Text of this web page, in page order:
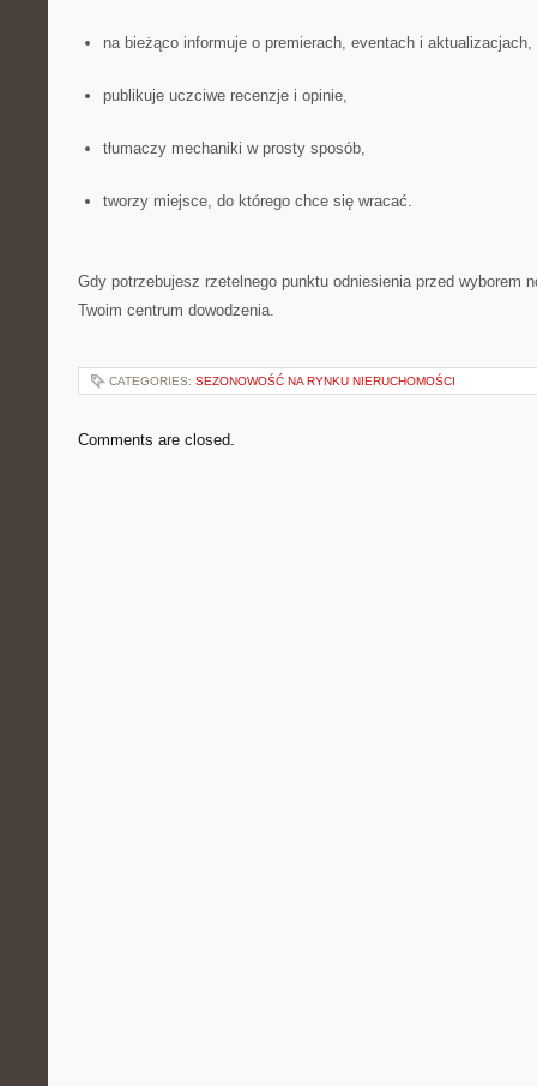
na bieżąco informuje o premierach, eventach i aktualizacjach,
publikuje uczciwe recenzje i opinie,
tłumaczy mechaniki w prosty sposób,
tworzy miejsce, do którego chce się wracać.
Gdy potrzebujesz rzetelnego punktu odniesienia przed wyborem
Twoim centrum dowodzenia.
CATEGORIES: SEZONOWOŚĆ NA RYNKU NIERUCHOMOŚCI
Comments are closed.